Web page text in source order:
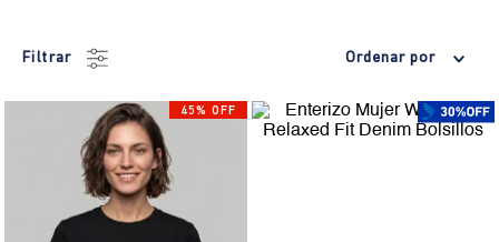
Filtrar Ordenar por
45% OFF